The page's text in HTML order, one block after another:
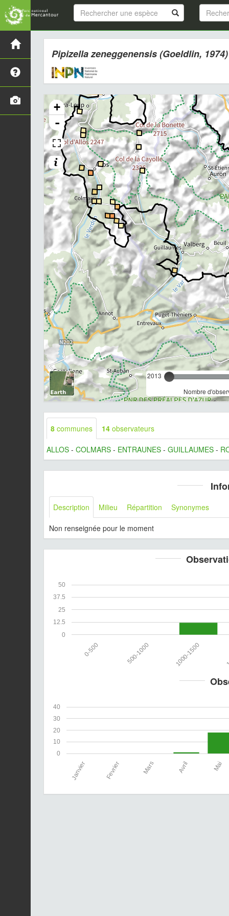
Pipizella zeneggenensis(Goeldlin, 1974)
+
-
2013
Nombre
8 communes 14 observateurs
ALLOS - COLMARS - ENTRAUNES - GUILLAUMES -
Description Milieu Répartition Synonymes
Non renseignée pour le moment
0
12.5
25
37.5
50
1000-1500
500-1000
0-500
0
10
20
30
40
Mai
Avril
Mars
Fevrier
Janvier